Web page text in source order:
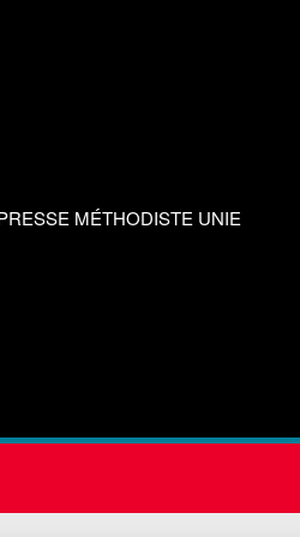
MÉTHODISTE UNIE